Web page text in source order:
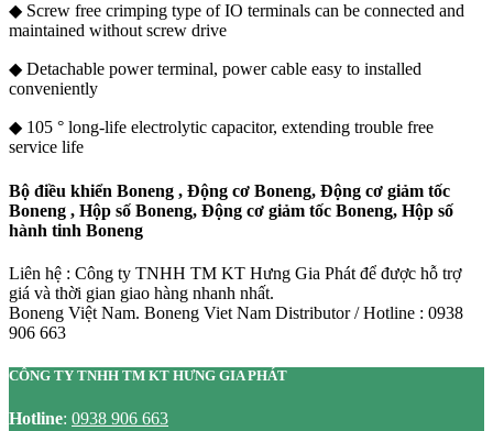
◆ Screw free crimping type of IO terminals can be connected and
maintained without screw drive
◆ Detachable power terminal, power cable easy to installed
conveniently
◆ 105 ° long-life electrolytic capacitor, extending trouble free
service life
Bộ điều khiển Boneng , Động cơ Boneng, Động cơ giảm tốc
Boneng , Hộp số Boneng, Động cơ giảm tốc Boneng, Hộp số
hành tinh Boneng
Liên hệ : Công ty TNHH TM KT Hưng Gia Phát để được hỗ trợ
giá và thời gian giao hàng nhanh nhất.
Boneng Việt Nam. Boneng Viet Nam Distributor / Hotline : 0938
906 663
CÔNG TY TNHH TM KT HƯNG GIA PHÁT
Hotline: 0938 906 663